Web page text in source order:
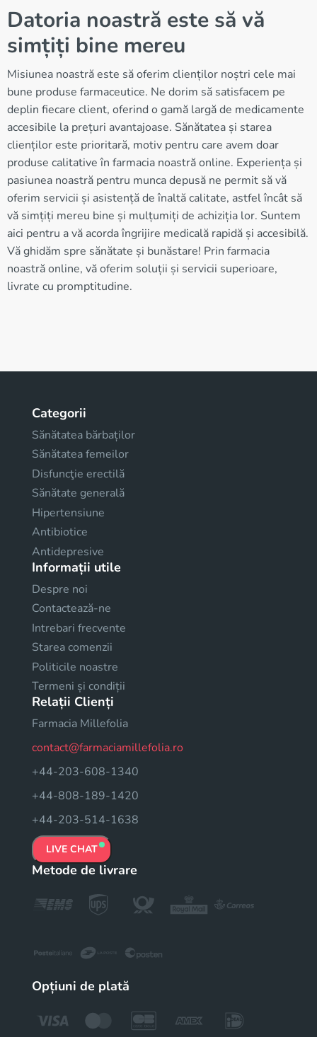
Datoria noastră este să vă
simțiți bine mereu
Misiunea noastră este să oferim clienților noștri cele mai
bune produse farmaceutice. Ne dorim să satisfacem pe
deplin fiecare client, oferind o gamă largă de medicamente
accesibile la prețuri avantajoase. Sănătatea și starea
clienților este prioritară, motiv pentru care avem doar
produse calitative în farmacia noastră online. Experiența și
pasiunea noastră pentru munca depusă ne permit să vă
oferim servicii și asistență de înaltă calitate, astfel încât să
vă simțiți mereu bine și mulțumiți de achiziția lor. Suntem
aici pentru a vă acorda îngrijire medicală rapidă și accesibilă.
Vă ghidăm spre sănătate și bunăstare! Prin farmacia
noastră online, vă oferim soluții și servicii superioare,
livrate cu promptitudine.
Categorii
Sănătatea bărbaților
Sănătatea femeilor
Disfuncţie erectilă
Sănătate generală
Hipertensiune
Antibiotice
Antidepresive
Informații utile
Despre noi
Contactează-ne
Intrebari frecvente
Starea comenzii
Politicile noastre
Termeni și condiții
Relații Clienți
Farmacia Millefolia
contact@farmaciamillefolia.ro
+44-203-608-1340
+44-808-189-1420
+44-203-514-1638
LIVE CHAT
Metode de livrare
Opțiuni de plată